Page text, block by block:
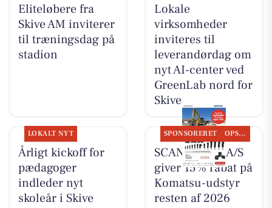
Eliteløbere fra
Skive AM inviterer
til træningsdag på
stadion
Lokale
virksomheder
inviteres til
leverandørdag om
nyt AI-center ved
GreenLab nord for
Skive
LOKALT NYT
Årligt kickoff for
pædagoger
indleder nyt
skoleår i Skive
SPONSORERET OPSLAGSTAVLEN
SCANTRUCK A/S
giver 15% rabat på
Komatsu-udstyr
resten af 2026